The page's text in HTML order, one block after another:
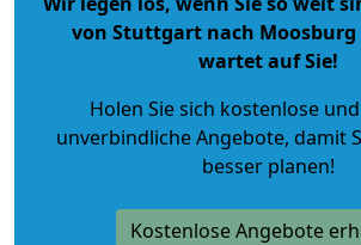
von Stuttgart nach Moosburg
wartet auf Sie!
Holen Sie sich kostenlose
unverbindliche Angebote, damit
besser planen!
Kostenlose Angebote